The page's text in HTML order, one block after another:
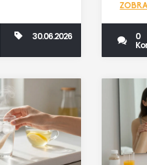
30.06.2026 0